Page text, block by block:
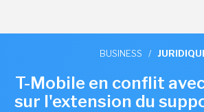
BUSINESS /
T-Mobile en conflit
sur l'extension du